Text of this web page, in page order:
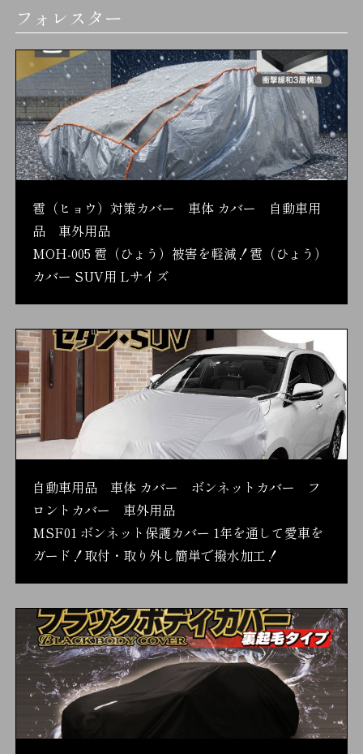
フォレスター
雹（ヒョウ）対策カバー 車体 カバー 自動車用
品 車外用品
MOH-005 雹（ひょう）被害を軽減！雹（ひょう）
カバー SUV用 Lサイズ
自動車用品 車体 カバー ボンネットカバー フ
ロントカバー 車外用品
MSF01 ボンネット保護カバー 1年を通して愛車を
ガード！取付・取り外し簡単で撥水加工！